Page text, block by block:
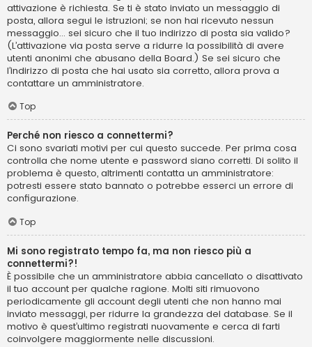
attivazione è richiesta. Se ti è stato inviato un messaggio di
posta, allora segui le istruzioni; se non hai ricevuto nessun
messaggio... sei sicuro che il tuo indirizzo di posta sia valido?
(L’attivazione via posta serve a ridurre la possibilità di avere
utenti anonimi che abusano della Board.) Se sei sicuro che
l’indirizzo di posta che hai usato sia corretto, allora prova a
contattare un amministratore.
Top
Perché non riesco a connettermi?
Ci sono svariati motivi per cui questo succede. Per prima cosa
controlla che nome utente e password siano corretti. Di solito il
problema è questo, altrimenti contatta un amministratore:
potresti essere stato bannato o potrebbe esserci un errore di
configurazione.
Top
Mi sono registrato tempo fa, ma non riesco più a
connettermi?!
È possibile che un amministratore abbia cancellato o disattivato
il tuo account per qualche ragione. Molti siti rimuovono
periodicamente gli account degli utenti che non hanno mai
inviato messaggi, per ridurre la grandezza del database. Se il
motivo è quest’ultimo registrati nuovamente e cerca di farti
coinvolgere maggiormente nelle discussioni.